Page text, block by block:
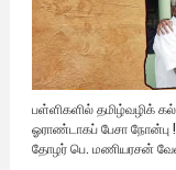
பள்ளிகளில் தமிழ்வழிக்
ஓராண்டாகப் பேசா
தோழர் பெ. மணியரசன்